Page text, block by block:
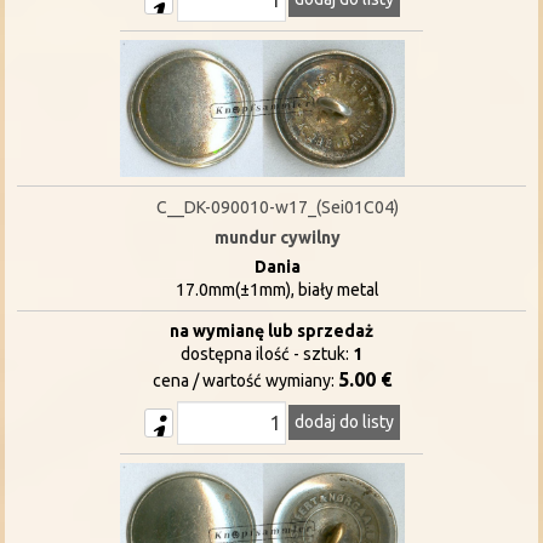
C__DK-090010-w17_(Sei01C04)
mundur cywilny
Dania
17.0mm(±1mm), biały metal
na wymianę lub sprzedaż
dostępna ilość - sztuk: 1
cena / wartość wymiany: 5.00 €
dodaj do listy